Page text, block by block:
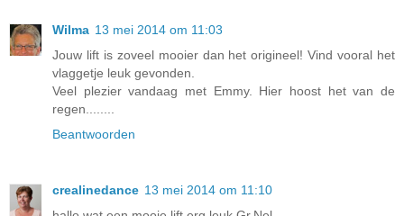
Wilma 13 mei 2014 om 11:03
Jouw lift is zoveel mooier dan het origineel! Vind vooral het
vlaggetje leuk gevonden.
Veel plezier vandaag met Emmy. Hier hoost het van de
regen........
Beantwoorden
crealinedance 13 mei 2014 om 11:10